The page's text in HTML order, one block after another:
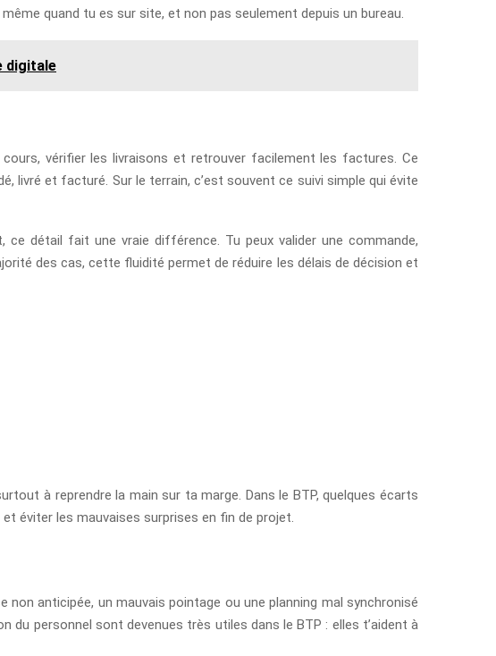
quand tu es sur site, et non pas seulement depuis un bureau.
digitale
vérifier les livraisons et retrouver facilement les factures. Ce
livré et facturé. Sur le terrain, c’est souvent ce suivi simple qui évite
détail fait une vraie différence. Tu peux valider une commande,
des cas, cette fluidité permet de réduire les délais de décision et
à reprendre la main sur ta marge. Dans le BTP, quelques écarts
éviter les mauvaises surprises en fin de projet.
non anticipée, un mauvais pointage ou une planning mal synchronisé
personnel sont devenues très utiles dans le BTP : elles t’aident à